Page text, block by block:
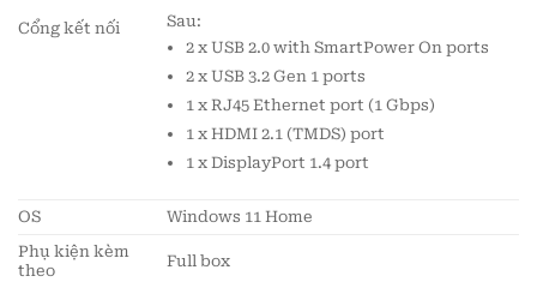
Cổng kết nối
Sau:
2 x USB 2.0 with SmartPower On ports
2 x USB 3.2 Gen 1 ports
1 x RJ45 Ethernet port (1 Gbps)
1 x HDMI 2.1 (TMDS) port
1 x DisplayPort 1.4 port
OS
Windows 11 Home
Phụ kiện kèm
theo
Full box